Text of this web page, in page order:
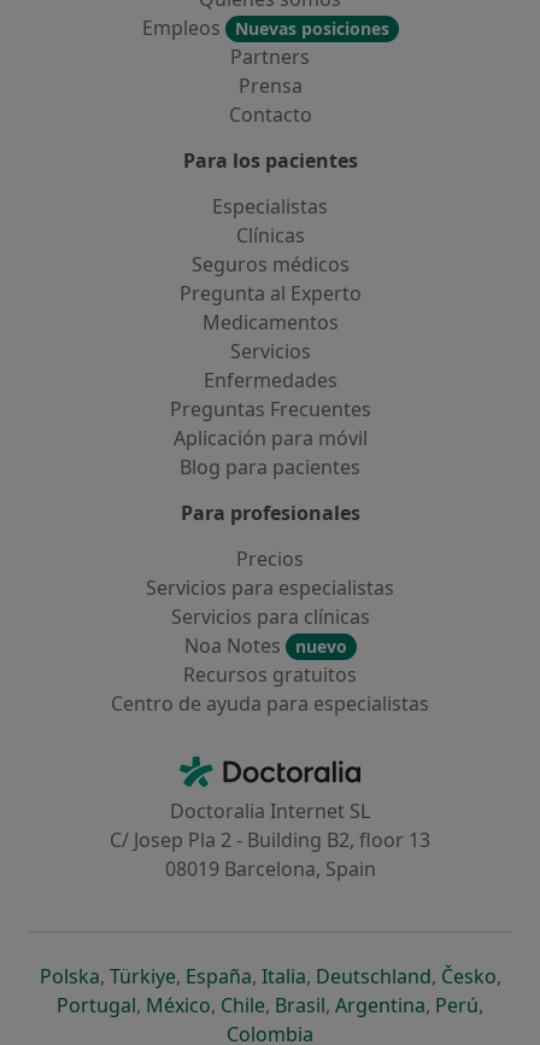
Empleos
Nuevas posiciones
Partners
Prensa
Contacto
Para los pacientes
Especialistas
Clínicas
Seguros médicos
Pregunta al Experto
Medicamentos
Servicios
Enfermedades
Preguntas Frecuentes
Aplicación para móvil
Blog para pacientes
Para profesionales
Precios
Servicios para especialistas
Servicios para clínicas
Noa Notes
nuevo
Recursos gratuitos
Centro de ayuda para especialistas
Doctoralia - Página de inicio
Doctoralia Internet SL
C/ Josep Pla 2 - Building B2, floor 13
08019 Barcelona, Spain
Polskase abre en una nueva pestaña
, Türkiyese abre en una nueva pestaña
, Españase abre en una nueva pestaña
, Italiase abre en una nueva
, Deutschlandse abre en
, Českose
,
Portugalse abre en una nueva pestaña
, Méxicose abre en una nueva pestaña
, Chilese abre en una nueva pestaña
, Brasilse abre en una nueva
, Argentinase abre en
, Perúse
,
Colombia